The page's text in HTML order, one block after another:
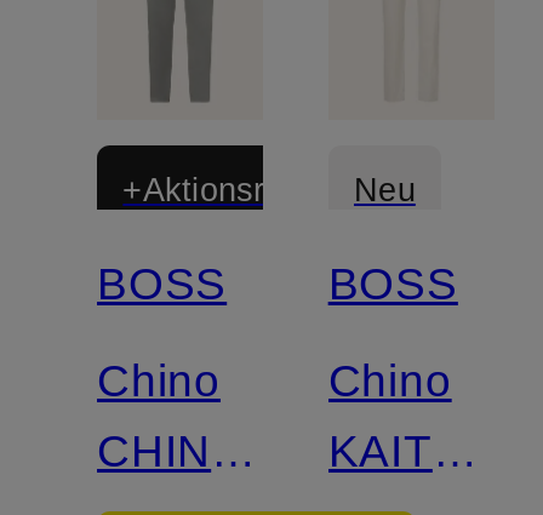
+Aktionsrabatt
BOSS
Chino
CHINO
Neu
BOSS
Chino
KAITON